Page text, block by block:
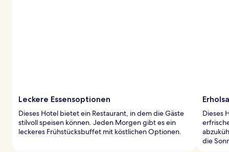
Leckere Essensoptionen
Dieses Hotel bietet ein Restaurant, in dem die Gäste
stilvoll speisen können. Jeden Morgen gibt es ein
leckeres Frühstücksbuffet mit köstlichen Optionen.
Dieses
die